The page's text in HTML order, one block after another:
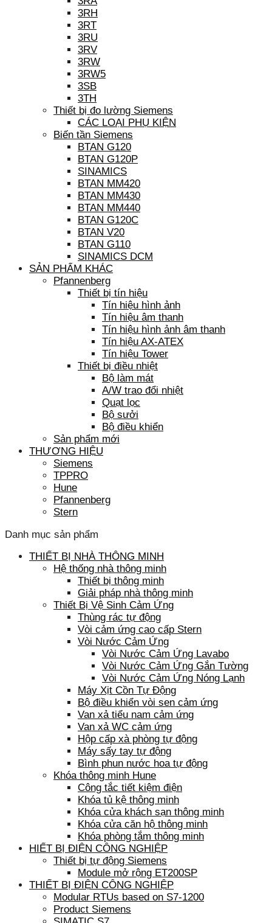
3RH
3RT
3RU
3RV
3RW
3RW5
3SB
3TH
Thiết bị đo lường Siemens
CÁC LOẠI PHỤ KIỆN
Biến tần Siemens
BTAN G120
BTAN G120P
SINAMICS
BTAN MM420
BTAN MM430
BTAN MM440
BTAN G120C
BTAN V20
BTAN G110
SINAMICS DCM
SẢN PHẨM KHÁC
Pfannenberg
Thiết bị tín hiệu
Tín hiệu hình ảnh
Tín hiệu âm thanh
Tín hiệu hình ảnh âm thanh
Tín hiệu AX-ATEX
Tín hiệu Tower
Thiết bị điều nhiệt
Bộ làm mát
A/W trao đổi nhiệt
Quạt lọc
Bộ sưởi
Bộ điều khiển
Sản phẩm mới
THƯƠNG HIỆU
Siemens
TPPRO
Hune
Pfannenberg
Stern
Danh mục sản phẩm
THIẾT BỊ NHÀ THÔNG MINH
Hệ thống nhà thông minh
Thiết bị thông minh
Giải pháp nhà thông minh
Thiết Bị Vệ Sinh Cảm Ứng
Thùng rác tự động
Vòi cảm ứng cao cấp Stern
Vòi Nước Cảm Ứng
Vòi Nước Cảm Ứng Lavabo
Vòi Nước Cảm Ứng Gắn Tường
Vòi Nước Cảm Ứng Nóng Lạnh
Máy Xịt Cồn Tự Động
Bộ điều khiển vòi sen cảm ứng
Van xả tiểu nam cảm ứng
Van xả WC cảm ứng
Hộp cấp xà phòng tự động
Máy sấy tay tự động
Bình phun nước hoa tự động
Khóa thông minh Hune
Công tắc tiết kiệm điện
Khóa tủ kệ thông minh
Khóa cửa khách sạn thông minh
Khóa cửa căn hộ thông minh
Khóa phòng tắm thông minh
HIẾT BỊ ĐIỆN CÔNG NGHIỆP
Thiết bị tự động Siemens
Module mở rộng ET200SP
THIẾT BỊ ĐIỆN CÔNG NGHIỆP
Modular RTUs based on S7-1200
Product Siemens